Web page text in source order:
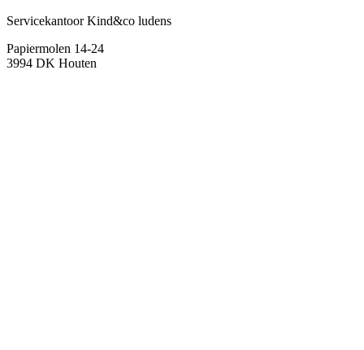
Servicekantoor Kind&co ludens
Papiermolen 14-24
3994 DK Houten